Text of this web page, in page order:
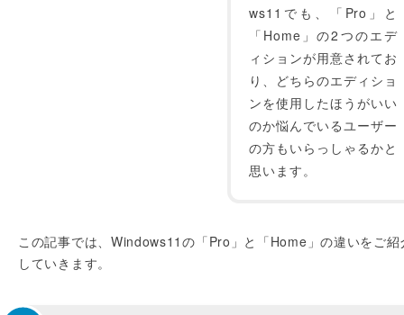
ws11でも、「Pro」と
「Home」の2つのエデ
ィションが用意されてお
り、どちらのエディショ
ンを使用したほうがいい
のか悩んでいるユーザー
の方もいらっしゃるかと
思います。
この記事では、Windows11の「Pro」と「Home」の違いをご紹
していきます。